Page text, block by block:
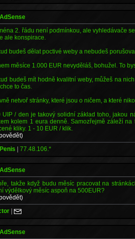
2. řádu není podmínkou, ale vyhledávače
ale konspirace.
budeš dělat poctivé weby a nebudeš
měsíce 1.000 EUR nevyděláš, bohužel. To
budeš mít hodně kvalitní weby, můžeš na
to čas.
netvoř stránky, které jsou o ničem, a které
UIP / den je takový solidní základ toho, jakou
kolem 1 eura denně. Samozřejmě záleží
kliky. 1 - 10 EUR / klik.
|77.48.106.*
takže když budu měsíc pracovat na
výdělkový měsíc aspoň na 500EUR?
|